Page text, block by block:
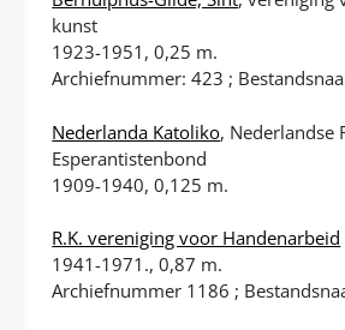
kunst
1923-1951, 0,25 m.
Archiefnummer: 423 ;
Nederlanda Katoliko, Nederlandse
Esperantistenbond
1909-1940, 0,125 m.
R.K. vereniging voor Handenarbeid
1941-1971., 0,87 m.
Archiefnummer 1186 ;